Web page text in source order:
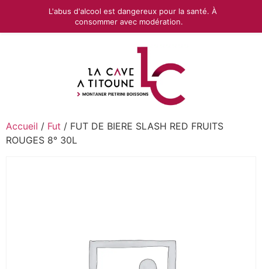
Accueil / Fut / FUT DE BIERE SLASH RED FRUITS
ROUGES 8° 30L
L'abus d'alcool est dangereux pour la santé. À
consommer avec modération.